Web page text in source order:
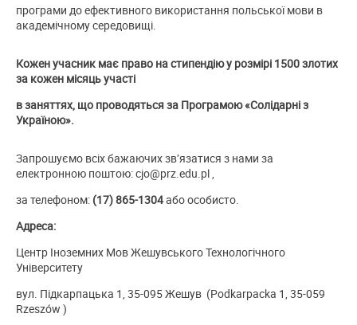
програми до ефективного використання польської мови в
академічному середовищі.
Кожен учасник має право на стипендію у розмірі 1500 злотих
за кожен місяць участі
в заняттях, що проводяться за Програмою «Солідарні з
Україною».
Запрошуємо всіх бажаючих зв’язатися з нами за
електронною поштою: cjo@prz.edu.pl ,
за телефоном: (17) 865-1304або особисто.
Адреса:
Центр Iноземних Mов Жешувського Технологічного
Університету
вул. Підкарпацька 1, 35-095 Жешув (Podkarpacka 1, 35-059
Rzeszów )